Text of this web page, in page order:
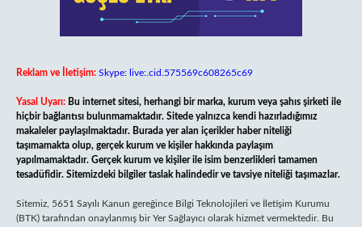
Reklam ve İletişim: Skype: live:.cid.575569c608265c69
Yasal Uyarı: Bu internet sitesi, herhangi bir marka, kurum veya şahıs şirketi ile
hiçbir bağlantısı bulunmamaktadır. Sitede yalnızca kendi hazırladığımız
makaleler paylaşılmaktadır. Burada yer alan içerikler haber niteliği
taşımamakta olup, gerçek kurum ve kişiler hakkında paylaşım
yapılmamaktadır. Gerçek kurum ve kişiler ile isim benzerlikleri tamamen
tesadüfidir. Sitemizdeki bilgiler taslak halindedir ve tavsiye niteliği taşımazlar.
Sitemiz, 5651 Sayılı Kanun gereğince Bilgi Teknolojileri ve İletişim Kurumu
(BTK) tarafından onaylanmış bir Yer Sağlayıcı olarak hizmet vermektedir. Bu